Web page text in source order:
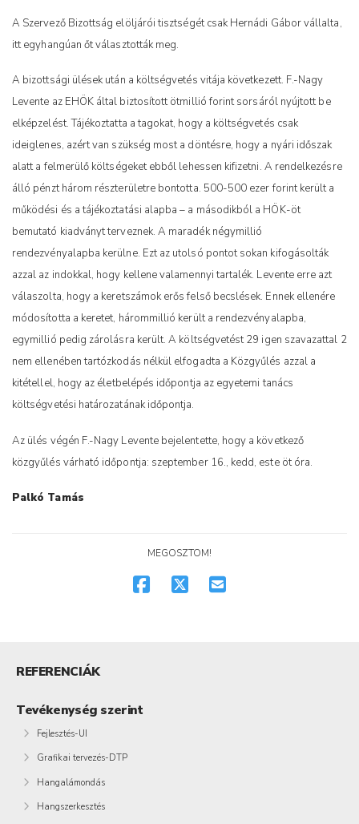
A Szervező Bizottság elöljárói tisztségét csak Hernádi Gábor vállalta,
itt egyhangúan őt választották meg.
A bizottsági ülések után a költségvetés vitája következett. F.-Nagy
Levente az EHÖK által biztosított ötmillió forint sorsáról nyújtott be
elképzelést. Tájékoztatta a tagokat, hogy a költségvetés csak
ideiglenes, azért van szükség most a döntésre, hogy a nyári időszak
alatt a felmerülő költségeket ebből lehessen kifizetni. A rendelkezésre
álló pénzt három részterületre bontotta. 500-500 ezer forint került a
működési és a tájékoztatási alapba – a másodikból a HÖK-öt
bemutató kiadványt terveznek. A maradék négymillió
rendezvényalapba kerülne. Ezt az utolsó pontot sokan kifogásolták
azzal az indokkal, hogy kellene valamennyi tartalék. Levente erre azt
válaszolta, hogy a keretszámok erős felső becslések. Ennek ellenére
módosította a keretet, hárommillió került a rendezvényalapba,
egymillió pedig zárolásra került. A költségvetést 29 igen szavazattal 2
nem ellenében tartózkodás nélkül elfogadta a Közgyűlés azzal a
kitétellel, hogy az életbelépés időpontja az egyetemi tanács
költségvetési határozatának időpontja.
Az ülés végén F.-Nagy Levente bejelentette, hogy a következő
közgyűlés várható időpontja: szeptember 16., kedd, este öt óra.
Palkó Tamás
MEGOSZTOM!
REFERENCIÁK
Tevékenység szerint
Fejlesztés-UI
Grafikai tervezés-DTP
Hangalámondás
Hangszerkesztés